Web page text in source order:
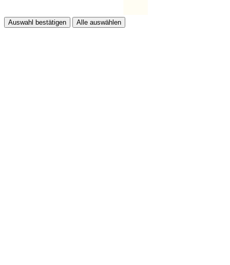
Auswahl bestätigen Alle auswählen